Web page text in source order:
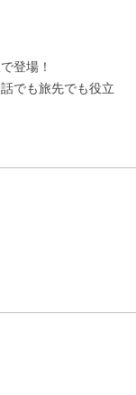
登場！
でも旅先でも役立